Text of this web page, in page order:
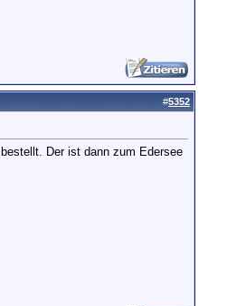
#5352
Der ist dann zum Edersee